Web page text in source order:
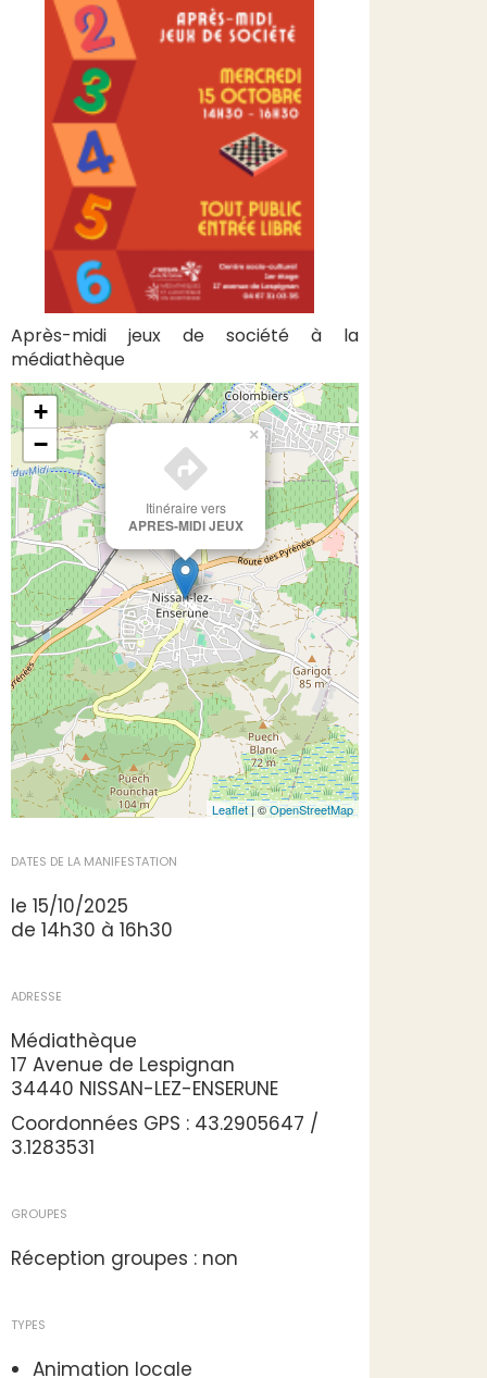
Après-midi jeux de société à la
médiathèque
Itinéraire vers
APRES-MIDI JEUX
×
+
−
Leaflet| ©OpenStreetMap
DATES DE LA MANIFESTATION
le 15/10/2025
de 14h30 à 16h30
ADRESSE
Médiathèque
17 Avenue de Lespignan
34440 NISSAN-LEZ-ENSERUNE
Coordonnées GPS : 43.2905647 /
3.1283531
GROUPES
Réception groupes : non
TYPES
Animation locale